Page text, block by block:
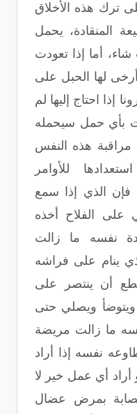
ترك هذه الأخلاق
المنقادة، يحمل
أما إذا تعودت
لها الحبل على
إذا احتاج إليها لم
بأي حمل سيحمله
مراقبة هذه النفس
للأوامر
: فإن الذي إذا سمع
على الفلاح أخذه
نفسه ما زالت
ينام على فراشه
أن ينتصر على
ويصلي حتى
ما زالت مريضة
نفسه إذا أراد
أراد أي عمل خير لا
بمرض عضال